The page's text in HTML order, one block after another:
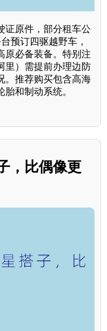
证原件，部分租车公
预订四驱越野车，
原必备装备。特别注
里）需提前办理边防
。推荐购买包含高海
和制动系统。
，比偶像更